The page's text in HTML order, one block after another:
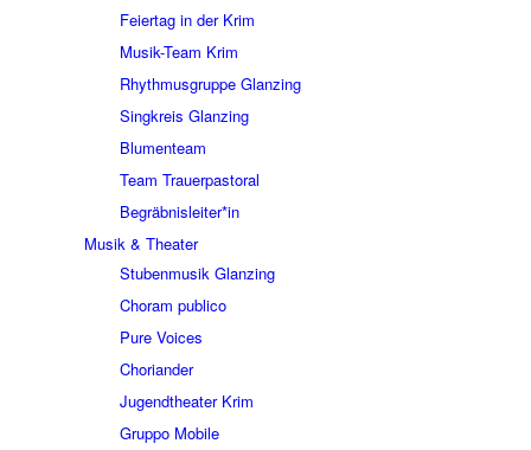
Feiertag in der Krim
Musik-Team Krim
Rhythmusgruppe Glanzing
Singkreis Glanzing
Blumenteam
Team Trauerpastoral
Begräbnisleiter*in
Musik & Theater
Stubenmusik Glanzing
Choram publico
Pure Voices
Choriander
Jugendtheater Krim
Gruppo Mobile